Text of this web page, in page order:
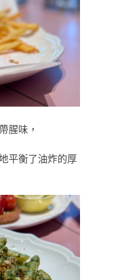
腥味，
平衡了油炸的厚